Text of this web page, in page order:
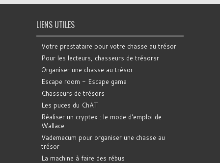
LIENS UTILES
Votre prestataire pour votre chasse au trésor
Pour les lecteurs, chasseurs de trésorsr
Organiser une chasse au trésor
Escape room - Escape game
Chasseurs de trésors
Les puces du ChAT
Réaliser un cryptex : le mode d'emploi de
Wallace
Vademecum pour organiser une chasse au
trésor
La machine à faire des rébus